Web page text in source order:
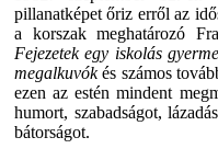
pillanatképet őriz erről az
a korszak meghatározó
Fejezetek egy iskolás
megalkuvókés számos
ezen az estén mindent
humort, szabadságot,
bátorságot.